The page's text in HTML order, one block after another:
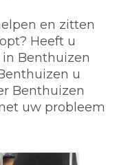
en zitten
Heeft u
Benthuizen
u
Benthuizen
uw probleem